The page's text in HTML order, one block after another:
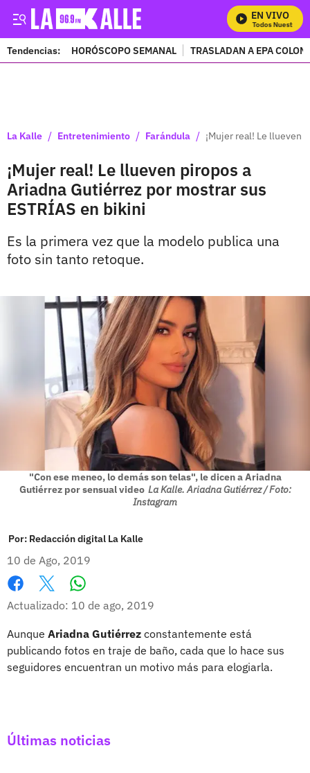
EN VIVO
Mira Todos Nuestros
Tendencias: HORÓSCOPO SEMANAL TRASLADAN A EPA
La Kalle / Entretenimiento / Farándula / ¡Mujer real! Le llueven
¡Mujer real! Le llueven piropos a
Ariadna Gutiérrez por mostrar sus
ESTRÍAS en bikini
Es la primera vez que la modelo publica una
foto sin tanto retoque.
"Con ese meneo, lo demás son telas", le dicen a Ariadna
Gutiérrez por sensual video La Kalle. Ariadna Gutiérrez / Foto:
Instagram
Por: Redacción digital La Kalle
10 de Ago, 2019
Facebook
X
Actualizado: 10 de ago, 2019
Aunque Ariadna Gutiérrez constantemente está
publicando fotos en traje de baño, cada que lo hace sus
seguidores encuentran un motivo más para elogiarla.
Últimas noticias